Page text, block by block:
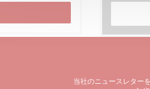
当社のニュースレター